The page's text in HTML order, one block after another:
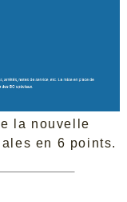
la nouvelle
en 6 points.